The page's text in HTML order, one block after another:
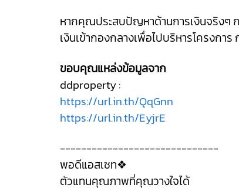
หากคุณประสบปัญหาด้านการเงินจริงๆ
เงินเข้ากองกลางเพื่อไปบริหารโครงกา
ขอบคุณแหล่งข้อมูลจาก
ddproperty :
https://url.in.th/QqGnn
https://url.in.th/EyjrE
------------------------------
พอดีแอสเซท❖
ตัวแทนคุณภาพที่คุณวางใจได้